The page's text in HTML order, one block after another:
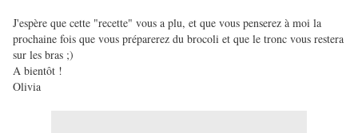
J'espère que cette "recette" vous a plu, et que vous penserez à moi la
prochaine fois que vous préparerez du brocoli et que le tronc vous restera
sur les bras ;)
A bientôt !
Olivia